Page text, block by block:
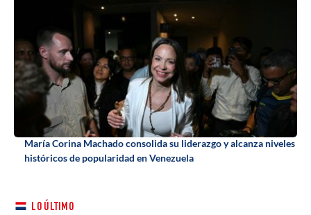
María Corina Machado consolida su liderazgo y alcanza niveles
históricos de popularidad en Venezuela
LO ÚLTIMO